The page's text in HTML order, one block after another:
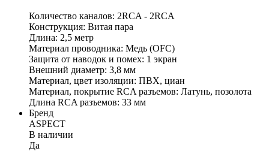
Количество каналов: 2RCA - 2RCA
Конструкция: Витая пара
Длина: 2,5 метр
Материал проводника: Медь (OFC)
Защита от наводок и помех: 1 экран
Внешний диаметр: 3,8 мм
Материал, цвет изоляции: ПВХ, циан
Материал, покрытие RCA разъемов: Латунь, позолота
Длина RCA разъемов: 33 мм
Бренд
ASPECT
В наличии
Да